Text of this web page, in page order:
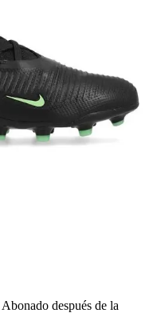
Abonado después de la